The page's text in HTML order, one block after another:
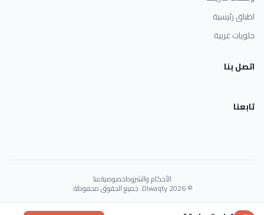
اطباق رئيسية
حلويات غربية
اتصل بنا
تابعنا
الأحكام والشروطخصوصيةعنا
© 2026 Dlwaqty. جميع الحقوق محفوظة.
Powered byGAIT